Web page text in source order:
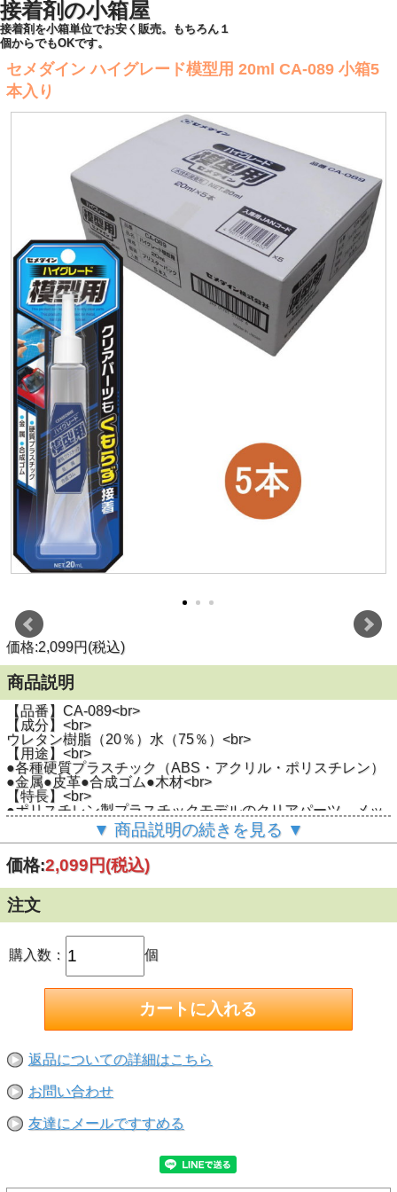
接着剤の小箱屋
接着剤を小箱単位でお安く販売。もちろん１
個からでもOKです。
セメダイン ハイグレード模型用 20ml CA-089 小箱5
本入り
価格:2,099円(税込)
商品説明
【品番】CA-089<br>
【成分】<br>
ウレタン樹脂（20％）水（75％）<br>
【用途】<br>
●各種硬質プラスチック（ABS・アクリル・ポリスチレン）
●金属●皮革●合成ゴム●木材<br>
【特長】<br>
●ポリスチレン製プラスチックモデルのクリアパーツ、メッ
キパーツをきれいに接着できます。<br>
●無溶剤の水性タイプですのでプラパーツを溶かさず、汚さ
ず接着できます。<br>
●5分（20℃）で硬化が始まる速硬化タイプ<br>
●軟質塩化ビニル●ポリエチレン●ナイロン●ポリプロピレン
●PET 樹脂●工業用プラスチック●シリコーンゴム●フッ素樹
脂●貴金属類 ●ポリアセタール●高価格品●重量物・接着 面積
の取れないもの<br>
※動かして遊ぶ模型には使用できません。 <br>
※食器 または食品や生物を入れる容器等には使用できませ
ん。 <br>
※熱が常時かかる場所には使用できません。 <br>
※皮ふに直接触れる用途には使用しないでください。<br>
※水ぬれする箇所や屋外では使用できません。<br>
▼ 商品説明の続きを見る ▼
価格:2,099円(税込)
注文
購入数： 個
返品についての詳細はこちら
お問い合わせ
友達にメールですすめる